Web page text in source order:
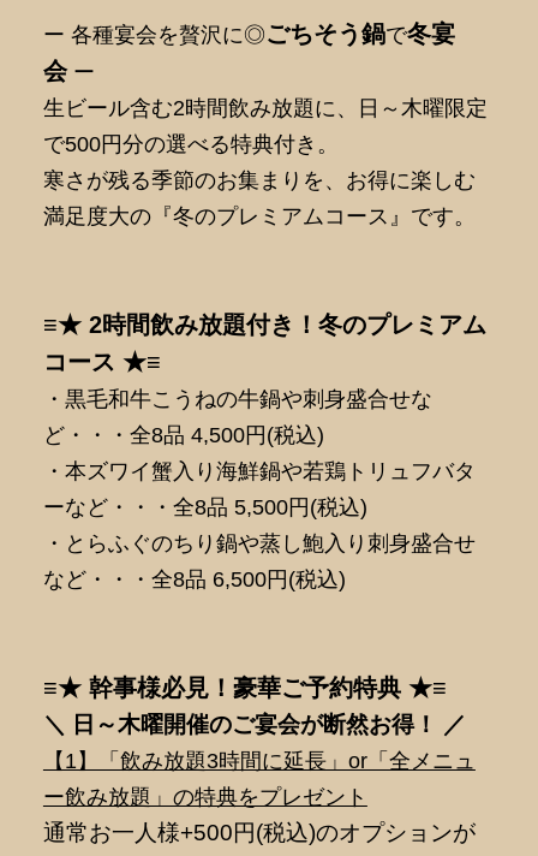
ー 各種宴会を贅沢に◎ごちそう鍋で冬宴
会ー
生ビール含む2時間飲み放題に、日～木曜限定
で500円分の選べる特典付き。
寒さが残る季節のお集まりを、お得に楽しむ
満足度大の『冬のプレミアムコース』です。
≡★ 2時間飲み放題付き！冬のプレミアム
コース ★≡
・黒毛和牛こうねの牛鍋や刺身盛合せな
ど・・・全8品 4,500円(税込)
・本ズワイ蟹入り海鮮鍋や若鶏トリュフバタ
ーなど・・・全8品 5,500円(税込)
・とらふぐのちり鍋や蒸し鮑入り刺身盛合せ
など・・・全8品 6,500円(税込)
≡★ 幹事様必見！豪華ご予約特典 ★≡
＼ 日～木曜開催のご宴会が断然お得！ ／
【1】「飲み放題3時間に延長」or「全メニュ
ー飲み放題」の特典をプレゼント
通常お一人様+500円(税込)のオプションが